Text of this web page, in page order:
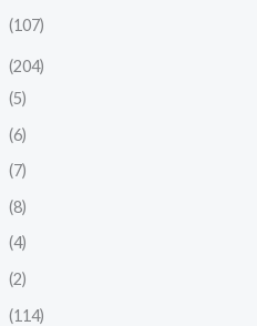
(107)
(204)
(5)
(6)
(7)
(8)
(4)
(2)
(114)